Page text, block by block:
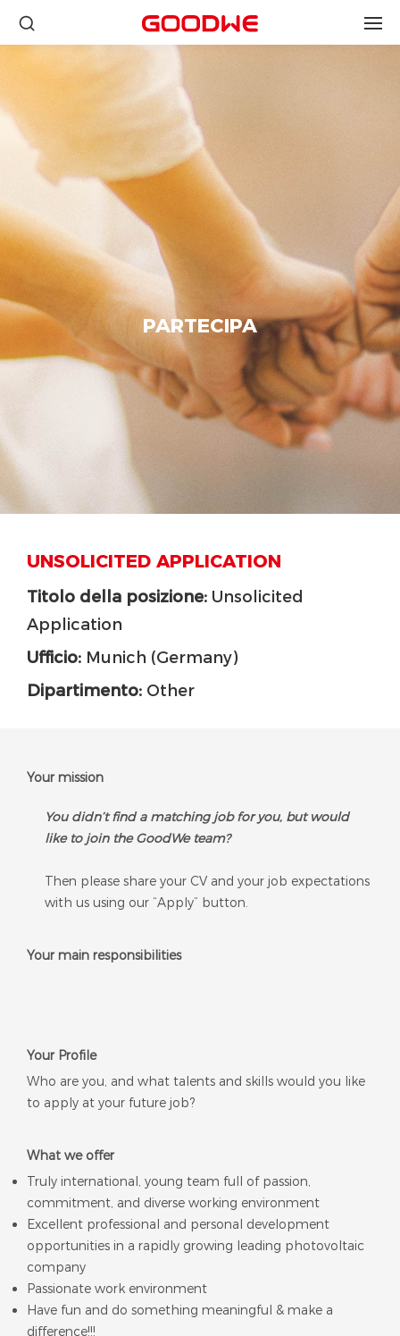
PARTECIPA
UNSOLICITED APPLICATION
Titolo della posizione: Unsolicited
Application
Ufficio: Munich (Germany)
Dipartimento: Other
Your mission
You didn’t find a matching job for you, but would
like to join the GoodWe team?
Then please share your CV and your job expectations
with us using our “Apply” button.
Your main responsibilities
Your Profile
Who are you, and what talents and skills would ​you like
to ​apply at your future job?
What we offer
Truly international, young team full of passion,
commitment, and diverse working environment
Excellent professional and personal development
opportunities in a rapidly growing leading photovoltaic
company
Passionate work environment
Have fun and do something meaningful & make a
difference!!!